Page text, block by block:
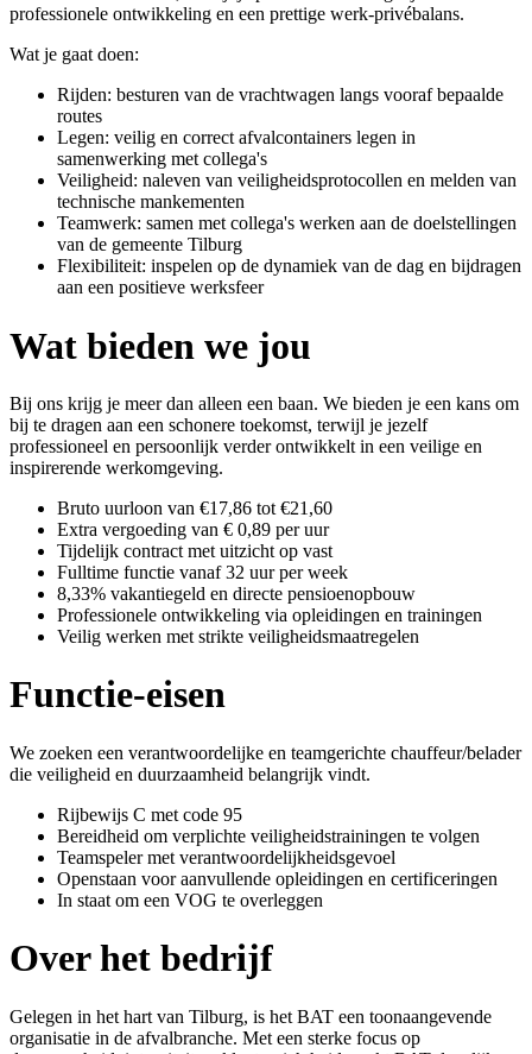
professionele ontwikkeling en een prettige werk-privébalans.
Wat je gaat doen:
Rijden: besturen van de vrachtwagen langs vooraf bepaalde
routes
Legen: veilig en correct afvalcontainers legen in
samenwerking met collega's
Veiligheid: naleven van veiligheidsprotocollen en melden van
technische mankementen
Teamwerk: samen met collega's werken aan de doelstellingen
van de gemeente Tilburg
Flexibiliteit: inspelen op de dynamiek van de dag en bijdragen
aan een positieve werksfeer
Wat bieden we jou
Bij ons krijg je meer dan alleen een baan. We bieden je een kans om
bij te dragen aan een schonere toekomst, terwijl je jezelf
professioneel en persoonlijk verder ontwikkelt in een veilige en
inspirerende werkomgeving.
Bruto uurloon van €17,86 tot €21,60
Extra vergoeding van € 0,89 per uur
Tijdelijk contract met uitzicht op vast
Fulltime functie vanaf 32 uur per week
8,33% vakantiegeld en directe pensioenopbouw
Professionele ontwikkeling via opleidingen en trainingen
Veilig werken met strikte veiligheidsmaatregelen
Functie-eisen
We zoeken een verantwoordelijke en teamgerichte chauffeur/belader
die veiligheid en duurzaamheid belangrijk vindt.
Rijbewijs C met code 95
Bereidheid om verplichte veiligheidstrainingen te volgen
Teamspeler met verantwoordelijkheidsgevoel
Openstaan voor aanvullende opleidingen en certificeringen
In staat om een VOG te overleggen
Over het bedrijf
Gelegen in het hart van Tilburg, is het BAT een toonaangevende
organisatie in de afvalbranche. Met een sterke focus op